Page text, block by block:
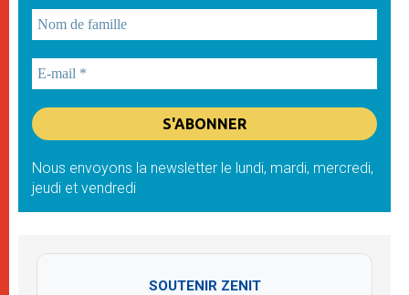
Nous envoyons la newsletter le lundi, mardi, mercredi,
jeudi et vendredi
SOUTENIR ZENIT